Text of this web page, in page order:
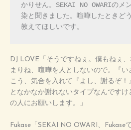
かりせん。SEKAI NO OWARIのメ
染と聞きました。喧嘩したときど
教えてほしいです。
DJ LOVE「そうですねぇ。僕もねぇ
まりね、喧嘩を人としないので。『
こう、気合を入れて『よし、謝るぞ
となかなか謝れないタイプなんですけ
の人にお願いします。」
Fukase「SEKAI NO OWARI、Fukase